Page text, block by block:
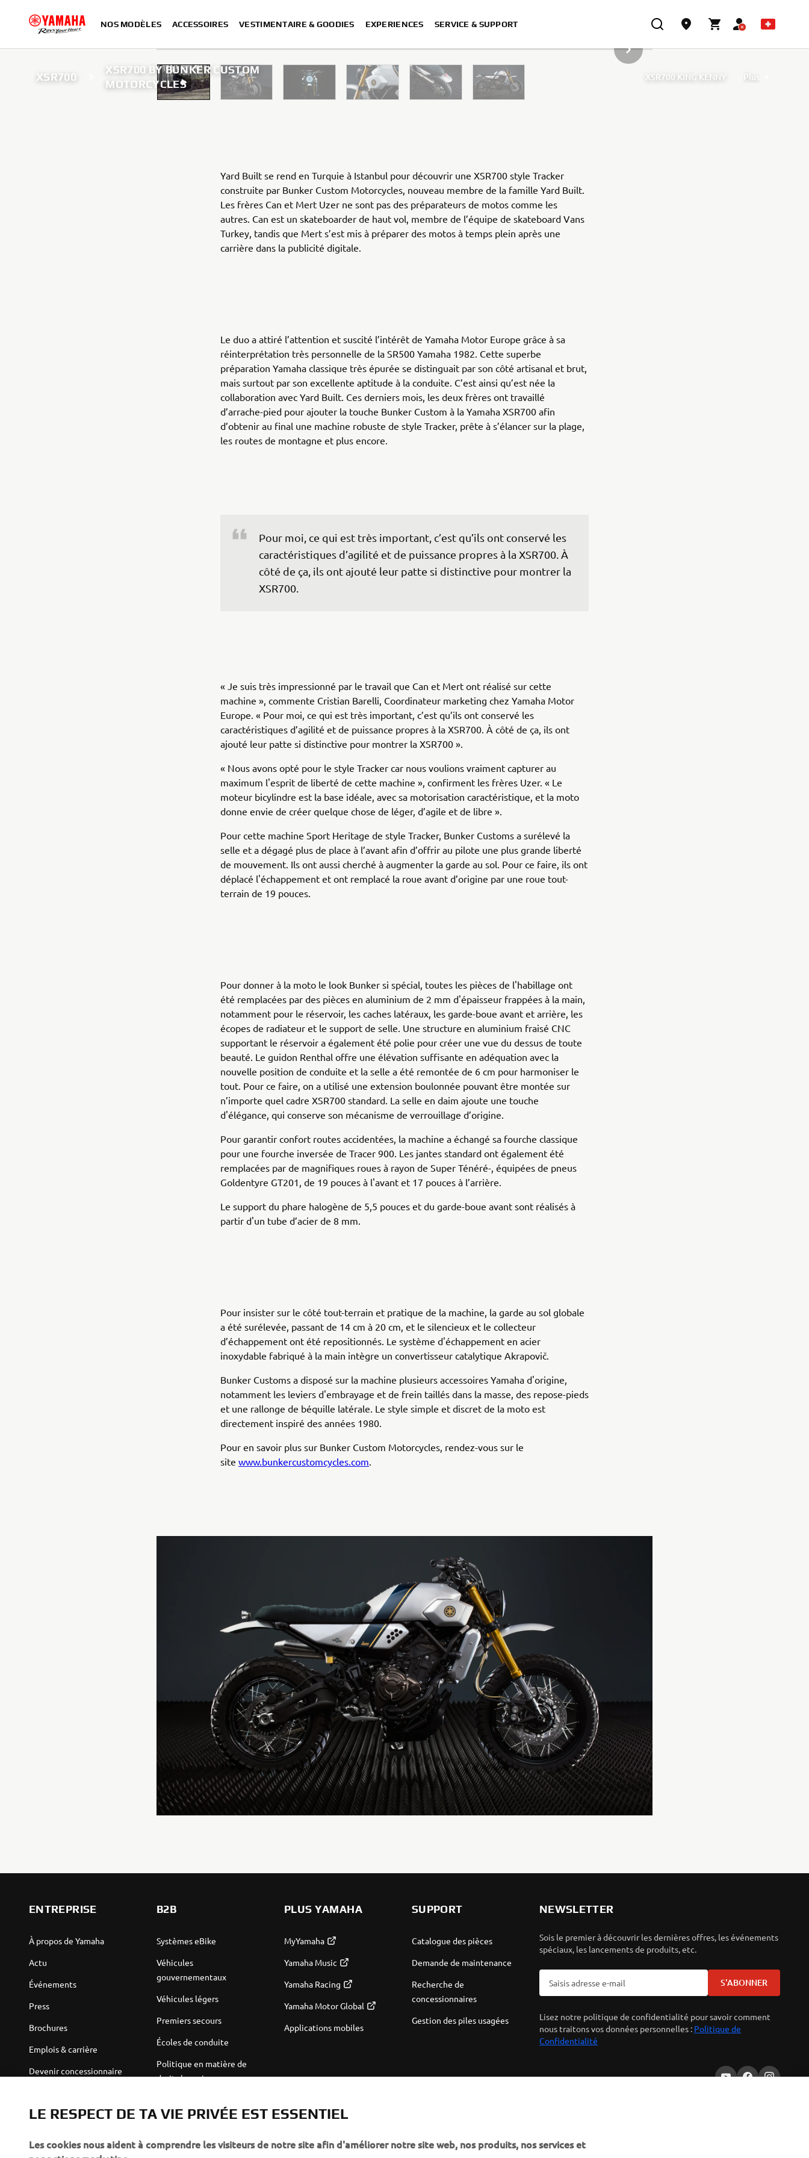
NOS MODÈLES ACCESSOIRES VESTIMENTAIRE & GOODIES EXPERIENCES SERVICE & SUPPORT
XSR700
XSR700 BY BUNKER CUSTOM
MOTORCYCLES
XSR700 KING KENNY
XSR700 “Disruptive” designed by Barbara Motorcycle, built by Bad Winners
XSR700 "Alan" by Lamb Engineering
Plus
ARTICLE SUIVANT DE LA GALERIE
Yard Built se rend en Turquie à Istanbul pour découvrir une XSR700 style Tracker
construite par Bunker Custom Motorcycles, nouveau membre de la famille Yard Built.
Les frères Can et Mert Uzer ne sont pas des préparateurs de motos comme les
autres. Can est un skateboarder de haut vol, membre de l’équipe de skateboard Vans
Turkey, tandis que Mert s’est mis à préparer des motos à temps plein après une
carrière dans la publicité digitale.
Le duo a attiré l’attention et suscité l’intérêt de Yamaha Motor Europe grâce à sa
réinterprétation très personnelle de la SR500 Yamaha 1982. Cette superbe
préparation Yamaha classique très épurée se distinguait par son côté artisanal et brut,
mais surtout par son excellente aptitude à la conduite. C’est ainsi qu’est née la
collaboration avec Yard Built. Ces derniers mois, les deux frères ont travaillé
d’arrache-pied pour ajouter la touche Bunker Custom à la Yamaha XSR700 afin
d’obtenir au final une machine robuste de style Tracker, prête à s’élancer sur la plage,
les routes de montagne et plus encore.
Pour moi, ce qui est très important, c’est qu’ils ont conservé les
caractéristiques d’agilité et de puissance propres à la XSR700. À
côté de ça, ils ont ajouté leur patte si distinctive pour montrer la
XSR700.
« Je suis très impressionné par le travail que Can et Mert ont réalisé sur cette
machine », commente Cristian Barelli, Coordinateur marketing chez Yamaha Motor
Europe. « Pour moi, ce qui est très important, c’est qu’ils ont conservé les
caractéristiques d’agilité et de puissance propres à la XSR700. À côté de ça, ils ont
ajouté leur patte si distinctive pour montrer la XSR700 ».
« Nous avons opté pour le style Tracker car nous voulions vraiment capturer au
maximum l'esprit de liberté de cette machine », confirment les frères Uzer. « Le
moteur bicylindre est la base idéale, avec sa motorisation caractéristique, et la moto
donne envie de créer quelque chose de léger, d’agile et de libre ».
Pour cette machine Sport Heritage de style Tracker, Bunker Customs a surélevé la
selle et a dégagé plus de place à l’avant afin d’offrir au pilote une plus grande liberté
de mouvement. Ils ont aussi cherché à augmenter la garde au sol. Pour ce faire, ils ont
déplacé l'échappement et ont remplacé la roue avant d’origine par une roue tout-
terrain de 19 pouces.
Pour donner à la moto le look Bunker si spécial, toutes les pièces de l'habillage ont
été remplacées par des pièces en aluminium de 2 mm d'épaisseur frappées à la main,
notamment pour le réservoir, les caches latéraux, les garde-boue avant et arrière, les
écopes de radiateur et le support de selle. Une structure en aluminium fraisé CNC
supportant le réservoir a également été polie pour créer une vue du dessus de toute
beauté. Le guidon Renthal offre une élévation suffisante en adéquation avec la
nouvelle position de conduite et la selle a été remontée de 6 cm pour harmoniser le
tout. Pour ce faire, on a utilisé une extension boulonnée pouvant être montée sur
n’importe quel cadre XSR700 standard. La selle en daim ajoute une touche
d'élégance, qui conserve son mécanisme de verrouillage d’origine.
Pour garantir confort routes accidentées, la machine a échangé sa fourche classique
pour une fourche inversée de Tracer 900. Les jantes standard ont également été
remplacées par de magnifiques roues à rayon de Super Ténéré-, équipées de pneus
Goldentyre GT201, de 19 pouces à l'avant et 17 pouces à l’arrière.
Le support du phare halogène de 5,5 pouces et du garde-boue avant sont réalisés à
partir d'un tube d’acier de 8 mm.
Pour insister sur le côté tout-terrain et pratique de la machine, la garde au sol globale
a été surélevée, passant de 14 cm à 20 cm, et le silencieux et le collecteur
d’échappement ont été repositionnés. Le système d'échappement en acier
inoxydable fabriqué à la main intègre un convertisseur catalytique Akrapovič.
Bunker Customs a disposé sur la machine plusieurs accessoires Yamaha d'origine,
notamment les leviers d'embrayage et de frein taillés dans la masse, des repose-pieds
et une rallonge de béquille latérale. Le style simple et discret de la moto est
directement inspiré des années 1980.
Pour en savoir plus sur Bunker Custom Motorcycles, rendez-vous sur le
site www.bunkercustomcycles.com.
ENTREPRISE
À propos de Yamaha
Actu
Événements
Press
Brochures
Emplois & carrière
Devenir concessionnaire
base
B2B
Systèmes eBike
Véhicules
gouvernementaux
Véhicules légers
Premiers secours
Écoles de conduite
Politique en matière de
droits humains
Partenariats
Informations techniques
PLUS YAMAHA
MyYamaha
Yamaha Music
Yamaha Racing
Yamaha Motor Global
Applications mobiles
SUPPORT
Catalogue des pièces
Demande de maintenance
Recherche de
concessionnaires
Gestion des piles usagées
NEWSLETTER
Sois le premier à découvrir les dernières offres, les événements
spéciaux, les lancements de produits, etc.
S'ABONNER
Lisez notre politique de confidentialité pour savoir comment
nous traitons vos données personnelles : Politique de
Confidentialité
LE RESPECT DE TA VIE PRIVÉE EST ESSENTIEL
Les cookies nous aident à comprendre les visiteurs de notre site afin d'améliorer notre site web, nos produits, nos services et